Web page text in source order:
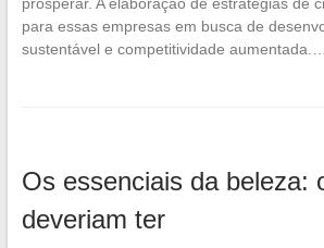
para essas empresas em busca de
sustentável e competitividade aumentada.…
Os essenciais da beleza:
deveriam ter